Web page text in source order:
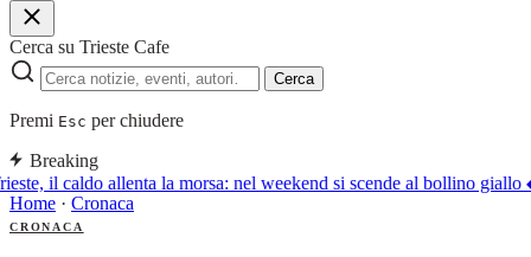
Cerca su Trieste Cafe
Cerca
Premi Esc per chiudere
Breaking
il caldo allenta la morsa: nel weekend si scende al bollino giallo
Home · Cronaca
CRONACA